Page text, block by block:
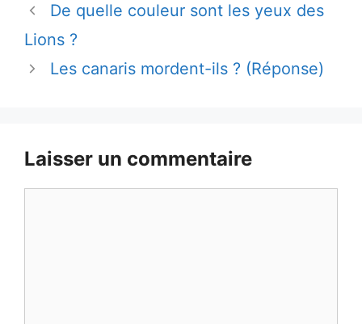
De quelle couleur sont les yeux des
Lions ?
Les canaris mordent-ils ? (Réponse)
Laisser un commentaire